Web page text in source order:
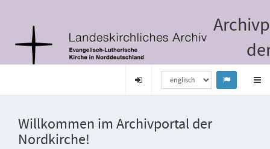
Willkommen im Archivportal der
Nordkirche!